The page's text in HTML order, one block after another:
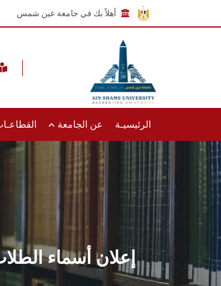
أهلاً بك في جامعة عين شمس
الرئيسيـة عن الجامعة
إعلان أسماء